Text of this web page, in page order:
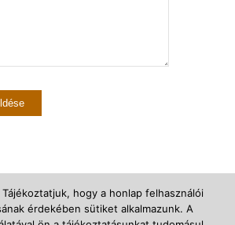
Szent Erzsébet Plébánia - powered by Enfold
hogy a honlap felhasználói
érdekében sütiket alkalmazunk. A